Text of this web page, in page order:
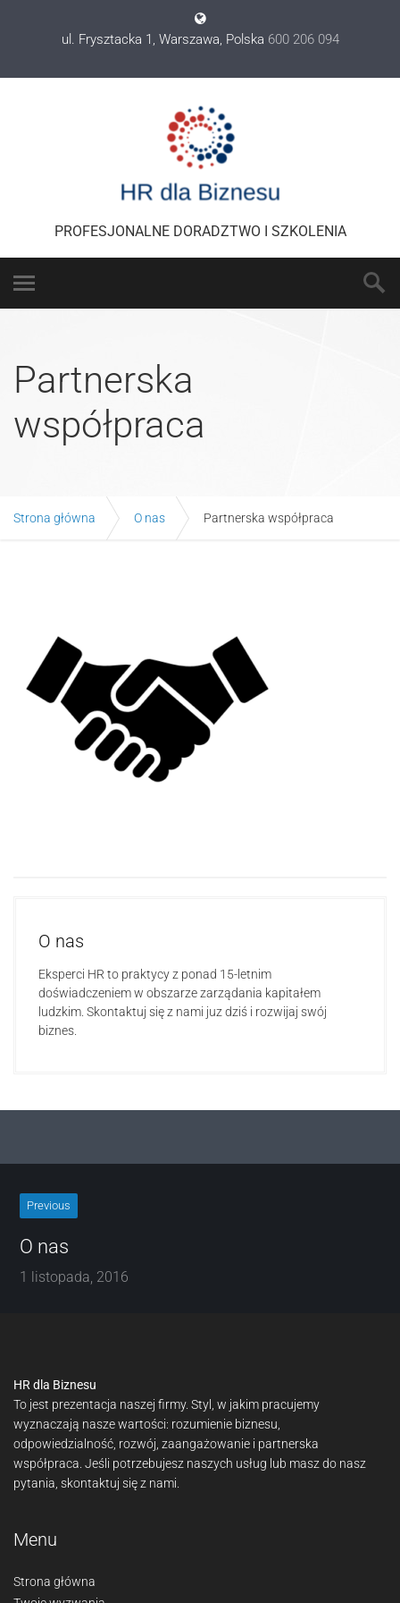
ul. Frysztacka 1, Warszawa, Polska 600 206 094
PROFESJONALNE DORADZTWO I SZKOLENIA
Partnerska
współpraca
Strona główna O nas Partnerska współpraca
O nas
Eksperci HR to praktycy z ponad 15-letnim
doświadczeniem w obszarze zarządania kapitałem
ludzkim. Skontaktuj się z nami juz dziś i rozwijaj swój
biznes.
Previous
O nas
1 listopada, 2016
HR dla Biznesu
To jest prezentacja naszej firmy. Styl, w jakim pracujemy
wyznaczają nasze wartości: rozumienie biznesu,
odpowiedzialność, rozwój, zaangażowanie i partnerska
współpraca. Jeśli potrzebujesz naszych usług lub masz do nasz
pytania, skontaktuj się z nami.
Menu
Strona główna